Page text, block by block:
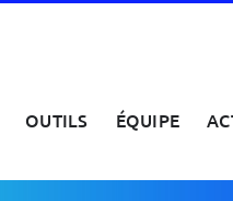
OUTILS ÉQUIPE